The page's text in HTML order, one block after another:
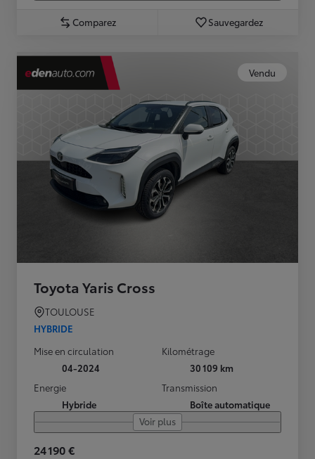
Comparez Sauvegardez
Vendu
Toyota Yaris Cross
TOULOUSE
HYBRIDE
Mise en circulation
04-2024
Kilométrage
30 109 km
Energie
Hybride
Transmission
Boîte automatique
Voir plus
24 190 €